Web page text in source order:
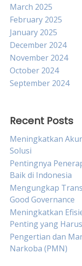
March 2025
February 2025
January 2025
December 2024
November 2024
October 2024
September 2024
Recent Posts
Meningkatkan
Solusi
Pentingnya
Baik di Indonesia
Mengungkap
Good Governance
Meningkatkan
Penting yang
Pengertian dan
Narkoba (PMN)